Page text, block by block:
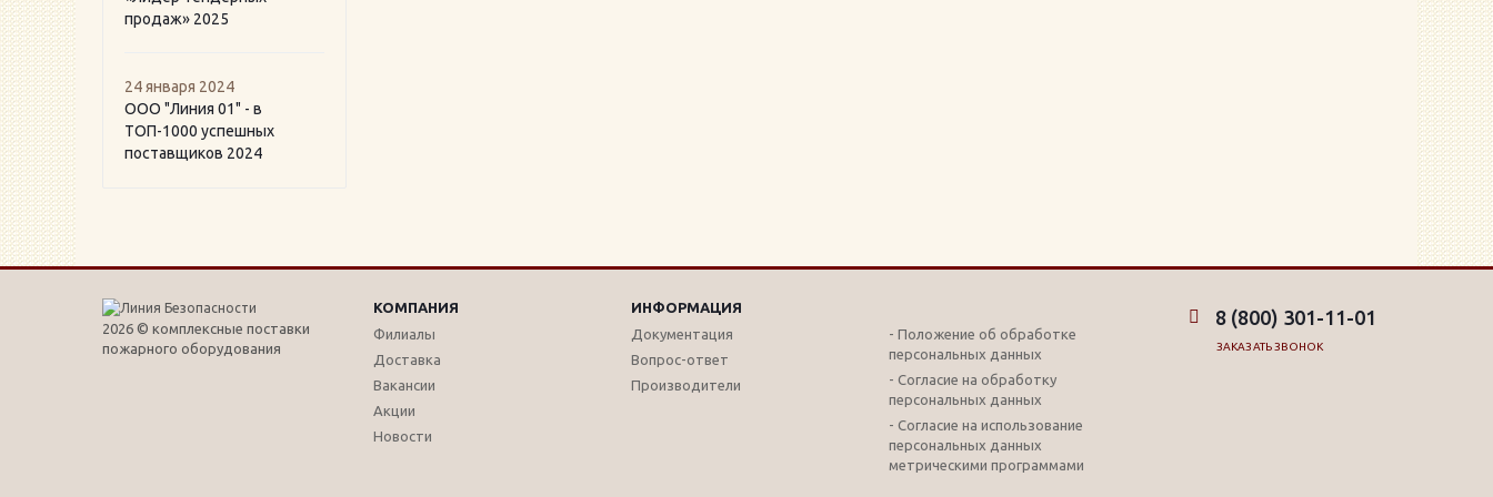
продаж» 2025
24 января 2024
ООО "Линия 01" - в
ТОП-1000 успешных
поставщиков 2024
2026 © комплексные поставки
пожарного оборудования
КОМПАНИЯ
ИНФОРМАЦИЯ
Филиалы
Доставка
Вакансии
Акции
Новости
Документация
Вопрос-ответ
Производители
- Положение об обработке
персональных данных
- Согласие на обработку
персональных данных
- Согласие на использование
персональных данных
метрическими программами
8 (800) 301-11-01
ЗАКАЗАТЬ ЗВОНОК